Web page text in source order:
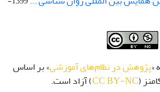
«پژوهش در نظام‌های آموزشی» بر اساس
(
CC BY-NC) آزاد است.